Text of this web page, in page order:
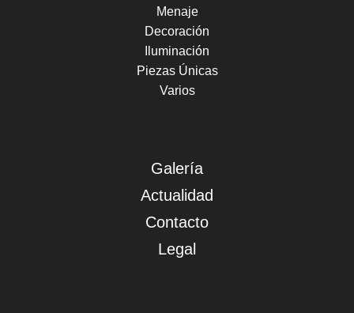
Menaje
Decoración
Iluminación
Piezas Únicas
Varios
Galería
Actualidad
Contacto
Legal